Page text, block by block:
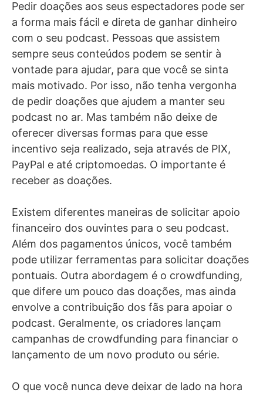
Pedir doações aos seus espectadores pode ser
a forma mais fácil e direta de ganhar dinheiro
com o seu podcast. Pessoas que assistem
sempre seus conteúdos podem se sentir à
vontade para ajudar, para que você se sinta
mais motivado. Por isso, não tenha vergonha
de pedir doações que ajudem a manter seu
podcast no ar. Mas também não deixe de
oferecer diversas formas para que esse
incentivo seja realizado, seja através de PIX,
PayPal e até criptomoedas. O importante é
receber as doações.
Existem diferentes maneiras de solicitar apoio
financeiro dos ouvintes para o seu podcast.
Além dos pagamentos únicos, você também
pode utilizar ferramentas para solicitar doações
pontuais. Outra abordagem é o crowdfunding,
que difere um pouco das doações, mas ainda
envolve a contribuição dos fãs para apoiar o
podcast. Geralmente, os criadores lançam
campanhas de crowdfunding para financiar o
lançamento de um novo produto ou série.
O que você nunca deve deixar de lado na hora